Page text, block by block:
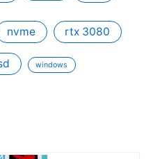
nvme rtx 3080
windows